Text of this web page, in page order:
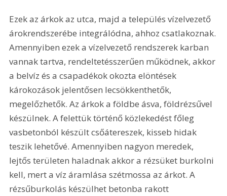
Ezek az árkok az utca, majd a település vízelvezető
árokrendszerébe integrálódna, ahhoz csatlakoznak.
Amennyiben ezek a vízelvezető rendszerek karban
vannak tartva, rendeltetésszerűen működnek, akkor
a belvíz és a csapadékok okozta elöntések
károkozások jelentősen lecsökkenthetők,
megelőzhetők. Az árkok a földbe ásva, földrézsűvel
készülnek. A felettük történő közlekedést főleg
vasbetonból készült csőátereszek, kisseb hidak
teszik lehetővé. Amennyiben nagyon meredek,
lejtős területen haladnak akkor a rézsüket burkolni
kell, mert a víz áramlása szétmossa az árkot. A
rézsűburkolás készülhet betonba rakott